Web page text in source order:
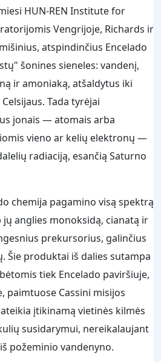
HUN-REN Institute for
Vengrijoje, Richards ir
atspindinčius Encelado
šonines sieneles: vandenį,
ir amoniaką, atšaldytus iki
Tada tyrėjai
jonais — atomais arba
vieno ar kelių elektronų —
radiaciją, esančią Saturno
chemija pagamino visą spektrą
anglies monoksidą, cianatą ir
prekursorius, galinčius
Šie produktai iš dalies sutampa
tiek Encelado paviršiuje,
paimtuose Cassini misijos
įtikinamą vietinės kilmės
susidarymui, nereikalaujant
požeminio vandenyno.